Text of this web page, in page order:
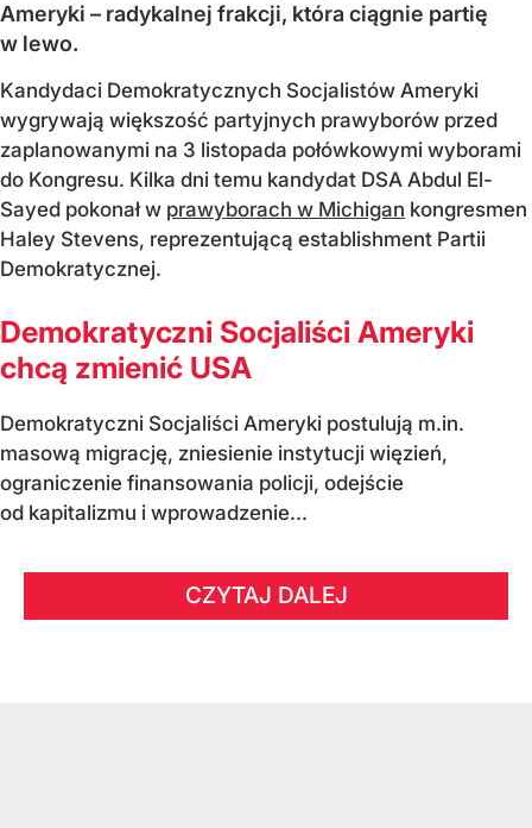
Ameryki – radykalnej frakcji, która ciągnie partię
w lewo.
Kandydaci Demokratycznych Socjalistów Ameryki
wygrywają większość partyjnych prawyborów przed
zaplanowanymi na 3 listopada połówkowymi wyborami
do Kongresu. Kilka dni temu kandydat DSA Abdul El-
Sayed pokonał w prawyborach w Michigan kongresmen
Haley Stevens, reprezentującą establishment Partii
Demokratycznej.
Demokratyczni Socjaliści Ameryki
chcą zmienić USA
Demokratyczni Socjaliści Ameryki postulują m.in.
masową migrację, zniesienie instytucji więzień,
ograniczenie finansowania policji, odejście
od kapitalizmu i wprowadzenie...
CZYTAJ DALEJ